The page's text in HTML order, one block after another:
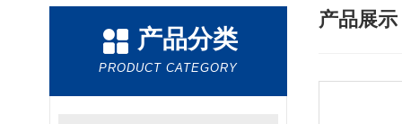
产品分类
PRODUCT CATEGORY
产品展示